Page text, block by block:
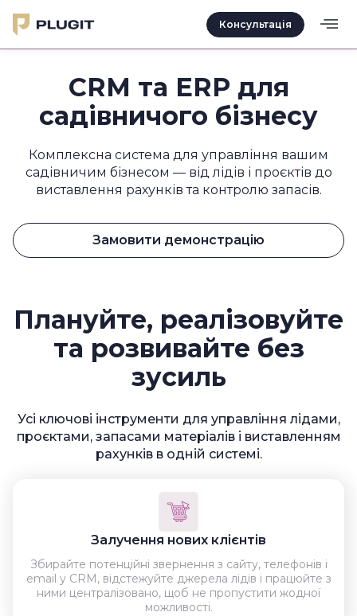
Консультація
CRM та ERP для
садівничого бізнесу
Комплексна система для управління вашим
садівничим бізнесом — від лідів і проєктів до
виставлення рахунків та контролю запасів.
Замовити демонстрацію
Плануйте, реалізовуйте
та розвивайте без
зусиль
Усі ключові інструменти для управління лідами,
проєктами, запасами матеріалів і виставленням
рахунків в одній системі.
Залучення нових клієнтів
Збирайте потенційні звернення з сайту, телефонів і
email у CRM, відстежуйте джерела лідів і працюйте з
ними централізовано, щоб не пропустити жодної
можливості.